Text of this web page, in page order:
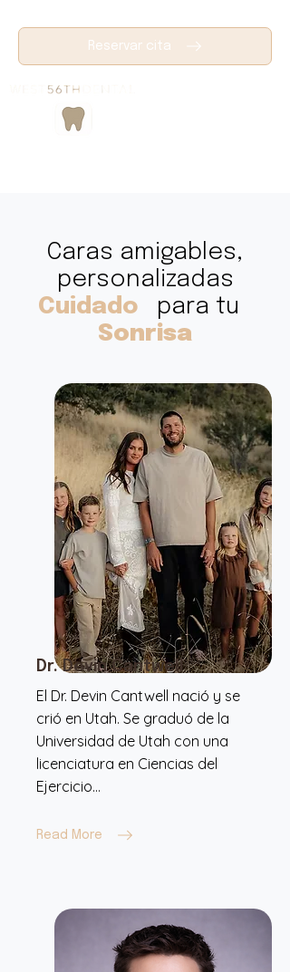
Reservar cita
Caras amigables,
personalizadas
Cuidado
para tu
Sonrisa
Dr. Devin Cantwell
El Dr. Devin Cantwell nació y se
crió en Utah. Se graduó de la
Universidad de Utah con una
licenciatura en Ciencias del
Ejercicio...
Read More